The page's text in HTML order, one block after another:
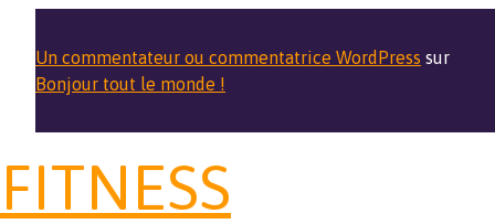
Un commentateur ou commentatrice WordPress sur
Bonjour tout le monde !
FITNESS